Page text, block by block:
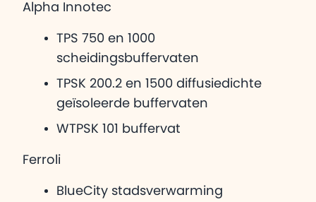
Alpha Innotec
TPS 750 en 1000
scheidingsbuffervaten
TPSK 200.2 en 1500 diffusiedichte
geïsoleerde buffervaten
WTPSK 101 buffervat
Ferroli
BlueCity stadsverwarming